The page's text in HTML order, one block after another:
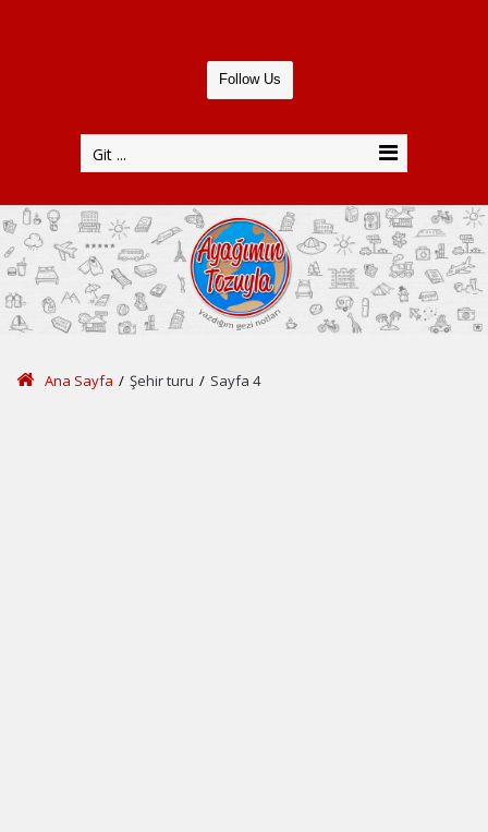
Follow Us
Git ...
Ana Sayfa / Şehir turu / Sayfa 4